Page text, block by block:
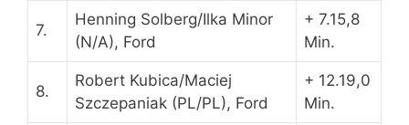
7.
Henning Solberg/Ilka Minor
(N/A), Ford
+ 7.15,8
Min.
8.
Robert Kubica/Maciej
Szczepaniak (PL/PL), Ford
+ 12.19,0
Min.